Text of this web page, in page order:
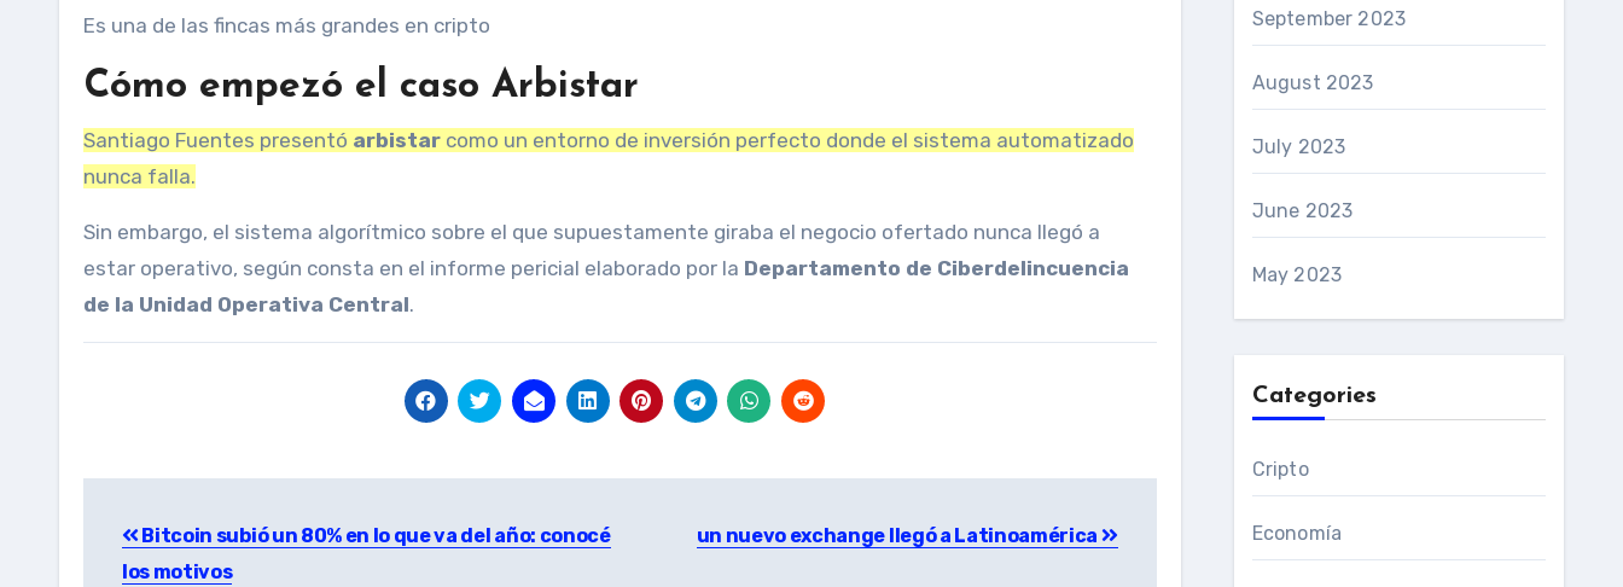
Es una de las fincas más grandes en cripto
Cómo empezó el caso Arbistar
Santiago Fuentes presentó arbistar como un entorno de inversión perfecto donde el sistema automatizado
nunca falla.
Sin embargo, el sistema algorítmico sobre el que supuestamente giraba el negocio ofertado nunca llegó a
estar operativo, según consta en el informe pericial elaborado por la Departamento de Ciberdelincuencia
de la Unidad Operativa Central.
navigation
Bitcoin subió un 80% en lo que va del año: conocé
los motivos
un nuevo exchange llegó a Latinoamérica
September 2023
August 2023
July 2023
June 2023
May 2023
Categories
Cripto
Economía